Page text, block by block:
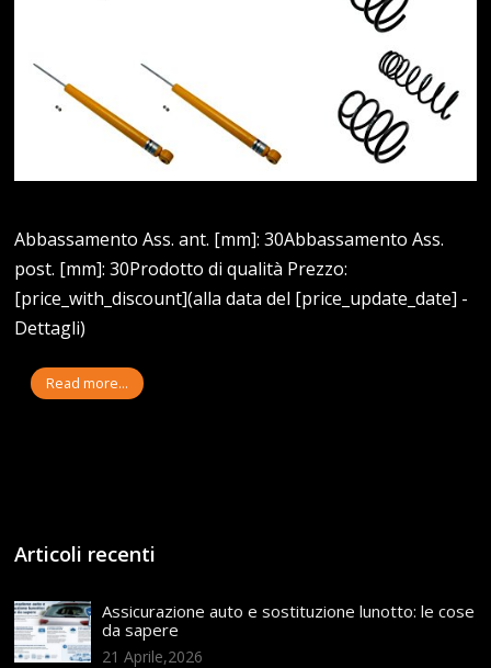
Abbassamento Ass. ant. [mm]: 30Abbassamento Ass.
post. [mm]: 30Prodotto di qualità Prezzo:
[price_with_discount](alla data del [price_update_date] -
Dettagli)
Read more...
Articoli recenti
Assicurazione auto e sostituzione lunotto: le cose
da sapere
21 Aprile,2026